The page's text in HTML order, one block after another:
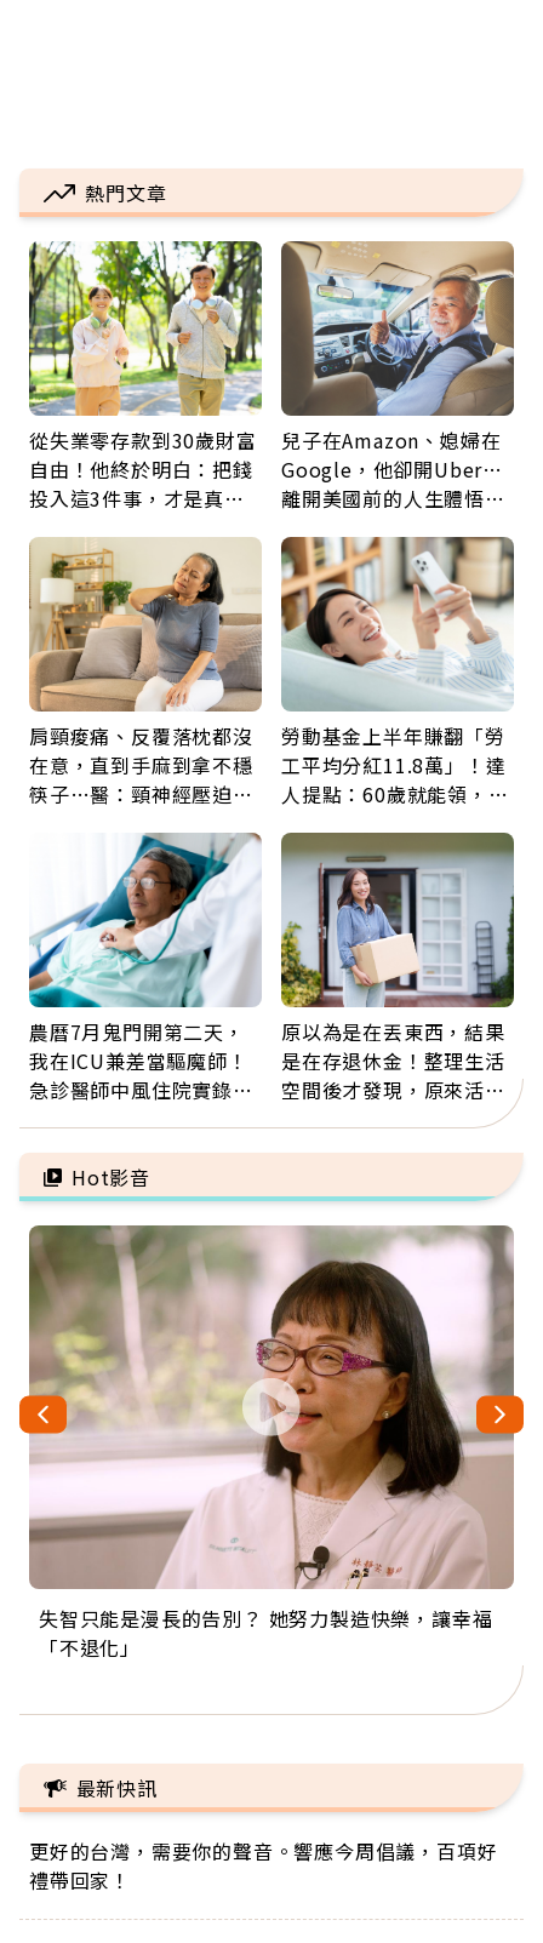
熱門文章
從失業零存款到30歲財富
自由！他終於明白：把錢
投入這3件事，才是真正
兒子在Amazon、媳婦在
Google，他卻開Uber…
離開美國前的人生體悟：
肩頸痠痛、反覆落枕都沒
在意，直到手麻到拿不穩
筷子…醫：頸神經壓迫上
勞動基金上半年賺翻「勞
工平均分紅11.8萬」！達
人提點：60歲就能領，重
農曆7月鬼門開第二天，
我在ICU兼差當驅魔師！
急診醫師中風住院實錄：
原以為是在丟東西，結果
是在存退休金！整理生活
空間後才發現，原來活得
Hot影音
失智只能是漫長的告別？ 她努力製造快樂，讓幸福
「不退化」
來自剛果的巧克力神父 為台灣奉獻36年 「台灣是我
的家，我連作夢都講台語！」
63歲卸矽谷副總、搬回台灣找快樂！「蛋黃哥小
丑」走進安養院，逗樂上萬爺奶：退休後才開始真
104歲打破金氏世界紀錄 成為全球最年長羽球選
手，分享長壽的秘密原來是「這個」
事業巔峰他選擇追夢…黑手阿伯拉小提琴還登上小
巨蛋！連CNN都大讚！
最新快訊
更好的台灣，需要你的聲音。響應今周倡議，百項好
禮帶回家！